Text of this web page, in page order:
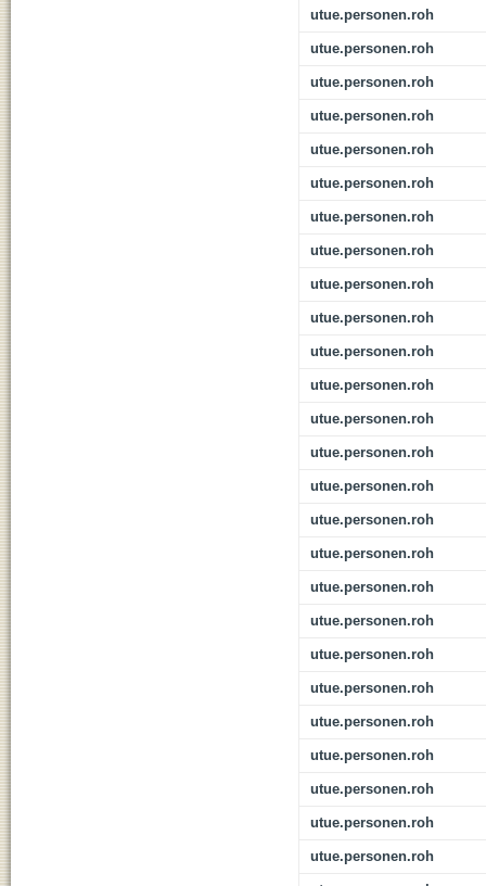
utue.personen.roh
utue.personen.roh
utue.personen.roh
utue.personen.roh
utue.personen.roh
utue.personen.roh
utue.personen.roh
utue.personen.roh
utue.personen.roh
utue.personen.roh
utue.personen.roh
utue.personen.roh
utue.personen.roh
utue.personen.roh
utue.personen.roh
utue.personen.roh
utue.personen.roh
utue.personen.roh
utue.personen.roh
utue.personen.roh
utue.personen.roh
utue.personen.roh
utue.personen.roh
utue.personen.roh
utue.personen.roh
utue.personen.roh